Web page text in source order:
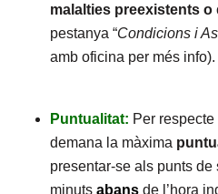
malalties preexistents o
pestanya “Condicions i
amb oficina per més info).
Puntualitat: Per
demana la màxima
presentar-se als punts
minuts abans de l’hora